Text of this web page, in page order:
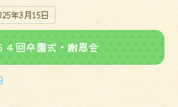
年3月15日
４回卒園式・謝恩会